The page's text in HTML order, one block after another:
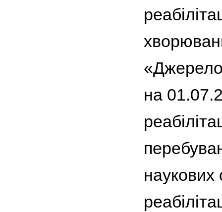
на
наукових